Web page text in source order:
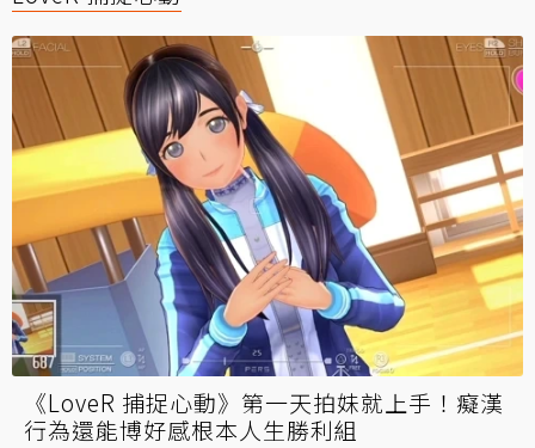
《LoveR 捕捉心動》第一天拍妹就上手！癡漢
行為還能博好感根本人生勝利組